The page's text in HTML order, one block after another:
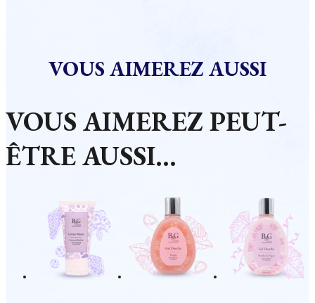
VOUS AIMEREZ AUSSI
VOUS AIMEREZ PEUT-
ÊTRE AUSSI…